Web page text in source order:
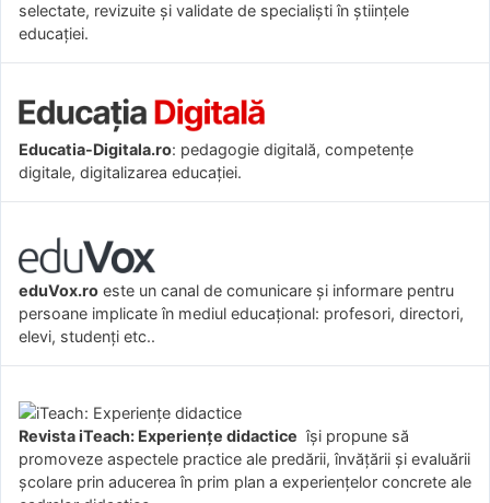
selectate, revizuite și validate de specialiști în științele
educației.
Educatia-Digitala.ro: pedagogie digitală, competențe
digitale, digitalizarea educației.
eduVox.ro este un canal de comunicare și informare pentru
persoane implicate în mediul educațional: profesori, directori,
elevi, studenți etc..
Revista iTeach: Experienţe didactice îşi propune să
promoveze aspectele practice ale predării, învăţării şi evaluării
şcolare prin aducerea în prim plan a experienţelor concrete ale